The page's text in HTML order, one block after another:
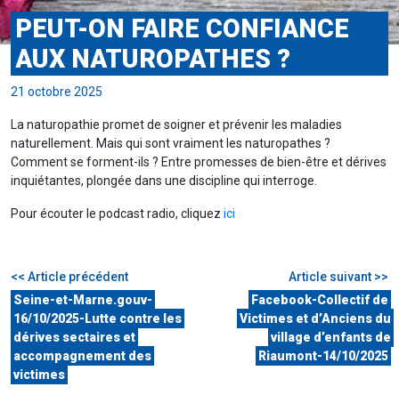
PEUT-ON FAIRE CONFIANCE
AUX NATUROPATHES ?
21 octobre 2025
La naturopathie promet de soigner et prévenir les maladies
naturellement. Mais qui sont vraiment les naturopathes ?
Comment se forment-ils ? Entre promesses de bien-être et dérives
inquiétantes, plongée dans une discipline qui interroge.
Pour écouter le podcast radio, cliquez ici
<< Article précédent
Seine-et-Marne.gouv-
16/10/2025-Lutte contre les
dérives sectaires et
accompagnement des
victimes
Article suivant >>
Facebook-Collectif de
Victimes et d’Anciens du
village d’enfants de
Riaumont-14/10/2025